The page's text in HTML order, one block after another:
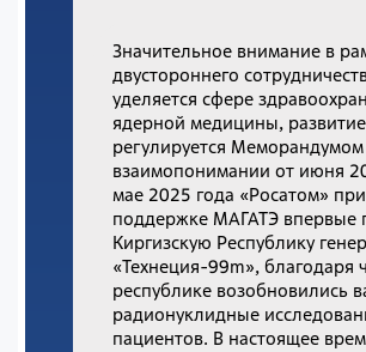
Значительное внимание в
двустороннего
уделяется сфере
ядерной медицины,
регулируется
взаимопонимании от июня
мае 2025 года «Росатом» при
поддержке МАГАТЭ впервые
Киргизскую Республику
«Технеция-99m», благодаря
республике возобновились
радионуклидные
пациентов. В настоящее